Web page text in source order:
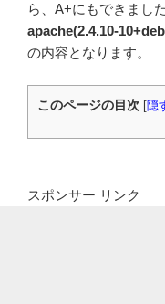
ら、A+にもできまし
apache(2.4.10-
の内容となります。
このページの目次 [隠
スポンサー リンク